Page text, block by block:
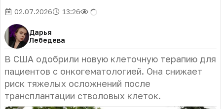
02.07.2026 13:26
Дарья
Лебедева
В США одобрили новую клеточную терапию для
пациентов с онкогематологией. Она снижает
риск тяжелых осложнений после
трансплантации стволовых клеток.